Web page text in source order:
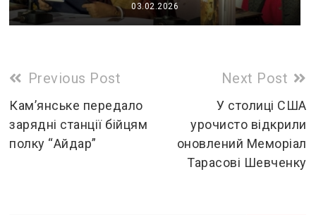
03.02.2026
Read
more
articles
Previous Post
Кам’янське передало
зарядні станції бійцям
полку “Айдар”
Next Post
У столиці США
урочисто відкрили
оновлений Меморіал
Тарасові Шевченку